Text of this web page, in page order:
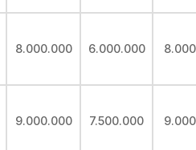
8.000.000 6.000.000
9.000.000 7.500.000